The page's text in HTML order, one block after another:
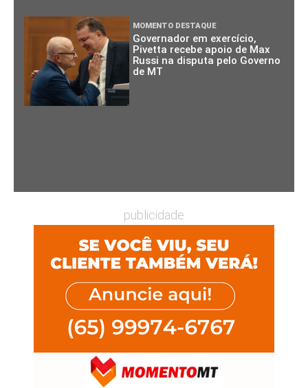
MOMENTO DESTAQUE
Governador em exercício,
Pivetta recebe apoio de Max
Russi na disputa pelo Governo
de MT
publicidade